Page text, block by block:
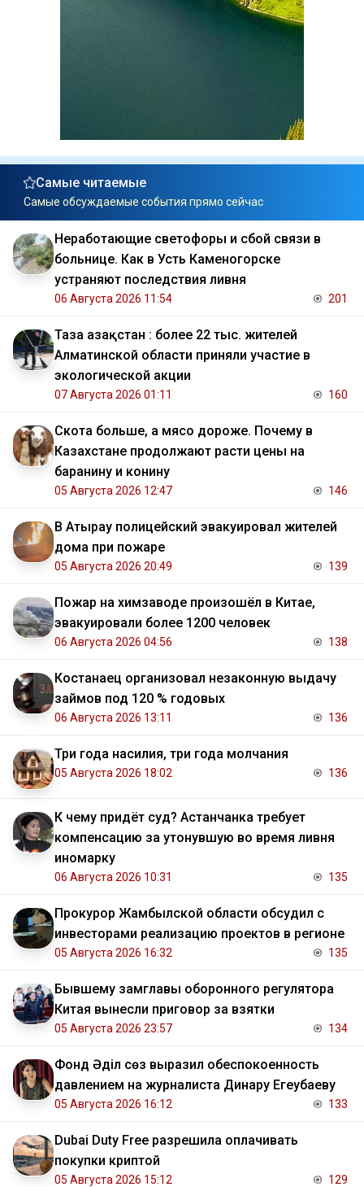
Самые читаемые
Самые обсуждаемые события прямо сейчас
Неработающие светофоры и сбой связи в
больнице. Как в Усть Каменогорске
устраняют последствия ливня
06 Августа 2026 11:54 201
Таза Қазақстан : более 22 тыс. жителей
Алматинской области приняли участие в
экологической акции
07 Августа 2026 01:11 160
Скота больше, а мясо дороже. Почему в
Казахстане продолжают расти цены на
баранину и конину
05 Августа 2026 12:47 146
В Атырау полицейский эвакуировал жителей
дома при пожаре
05 Августа 2026 20:49 139
Пожар на химзаводе произошёл в Китае,
эвакуировали более 1200 человек
06 Августа 2026 04:56 138
Костанаец организовал незаконную выдачу
займов под 120 % годовых
06 Августа 2026 13:11 136
Три года насилия, три года молчания
05 Августа 2026 18:02 136
К чему придёт суд? Астанчанка требует
компенсацию за утонувшую во время ливня
иномарку
06 Августа 2026 10:31 135
Прокурор Жамбылской области обсудил с
инвесторами реализацию проектов в регионе
05 Августа 2026 16:32 135
Бывшему замглавы оборонного регулятора
Китая вынесли приговор за взятки
05 Августа 2026 23:57 134
Фонд Әділ сөз выразил обеспокоенность
давлением на журналиста Динару Егеубаеву
05 Августа 2026 16:12 133
Dubai Duty Free разрешила оплачивать
покупки криптой
05 Августа 2026 15:12 129